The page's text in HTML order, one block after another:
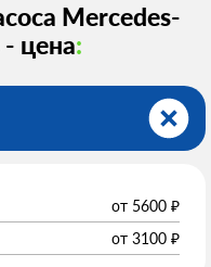
Mercedes-
- цена:
от 5600 ₽
от 3100 ₽